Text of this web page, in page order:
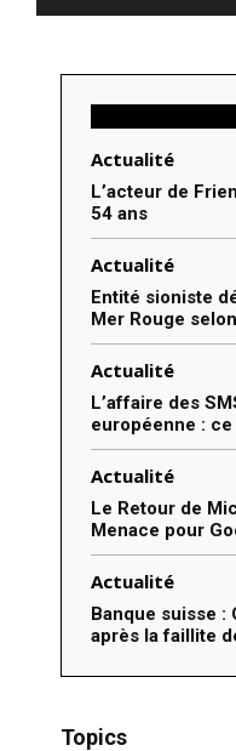
m
Actualité
L’acteur de
54 ans
Actualité
Entité sioniste
Mer Rouge
Actualité
L’affaire des
européenne :
Actualité
Le Retour de
Menace pour
Actualité
Banque suisse :
après la faillite
Topics